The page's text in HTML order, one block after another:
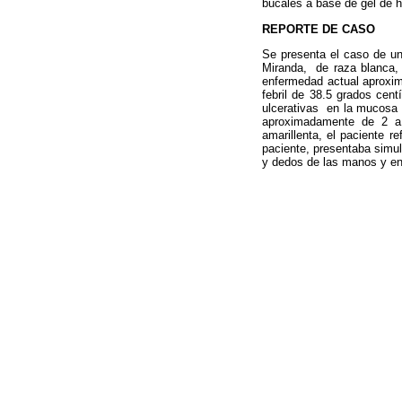
bucales a base de gel de
REPORTE DE CASO
Se presenta el caso de
Miranda,
de raza
enfermedad actual
febril de 38.5 grados
ulcerativas
en la mucosa
aproximadamente de 2
amarillenta, el paciente
paciente, presentaba
y dedos de las manos y